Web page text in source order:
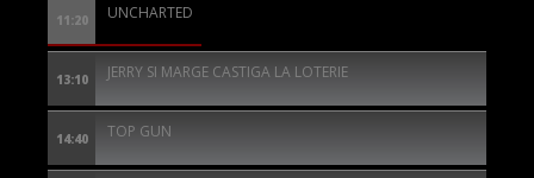
11:20 UNCHARTED
13:10 JERRY SI MARGE CASTIGA LA LOTERIE
14:40 TOP GUN